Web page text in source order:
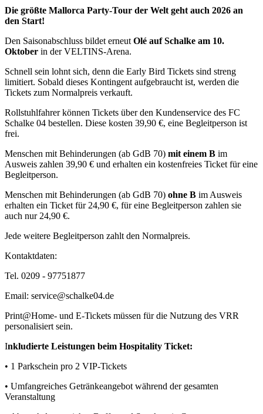
Die größte Mallorca Party-Tour der Welt geht auch 2026 an
den Start!
Den Saisonabschluss bildet erneut Olé auf Schalke am 10.
Oktober in der VELTINS-Arena.
Schnell sein lohnt sich, denn die Early Bird Tickets sind streng
limitiert. Sobald dieses Kontingent aufgebraucht ist, werden die
Tickets zum Normalpreis verkauft.
Rollstuhlfahrer können Tickets über den Kundenservice des FC
Schalke 04 bestellen. Diese kosten 39,90 €, eine Begleitperson ist
frei.
Menschen mit Behinderungen (ab GdB 70) mit einem B im
Ausweis zahlen 39,90 € und erhalten ein kostenfreies Ticket für eine
Begleitperson.
Menschen mit Behinderungen (ab GdB 70) ohne B im Ausweis
erhalten ein Ticket für 24,90 €, für eine Begleitperson zahlen sie
auch nur 24,90 €.
Jede weitere Begleitperson zahlt den Normalpreis.
Kontaktdaten:
Tel. 0209 - 97751877
Email: service@schalke04.de
Print@Home- und E-Tickets müssen für die Nutzung des VRR
personalisiert sein.
Inkludierte Leistungen beim Hospitality Ticket:
• 1 Parkschein pro 2 VIP-Tickets
• Umfangreiches Getränkeangebot während der gesamten
Veranstaltung